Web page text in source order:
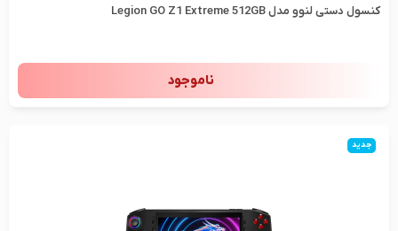
کنسول دستی لنوو مدل Legion GO Z1 Extreme 512GB
ناموجود
جدید